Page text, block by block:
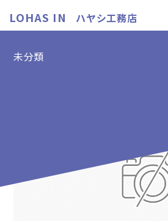
LOHAS IN ハヤシ工務店
未分類